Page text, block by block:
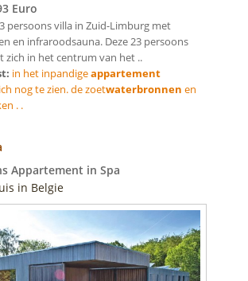
Euro
persoons villa in Zuid-Limburg met
en infraroodsauna. Deze 23 persoons
zich in het centrum van het ..
in het inpandigeappartement
nog te zien. de zoetwaterbronnen en
. .
Appartement in Spa
in Belgie